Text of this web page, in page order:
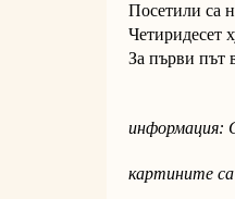
Посетили са
Четиридесет
За първи път
информация:
картините